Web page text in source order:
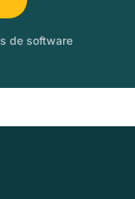
de software